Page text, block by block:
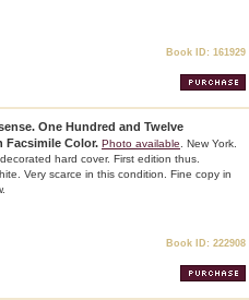
Book ID: 161929
One Hundred and Twelve
Facsimile Color. Photo available . New York.
hard cover. First edition thus.
Very scarce in this condition. Fine copy in
Book ID: 222908